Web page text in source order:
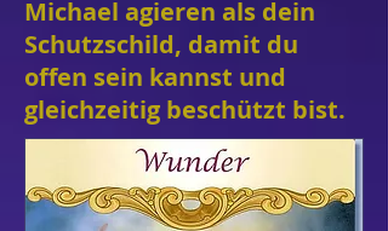
Michael agieren als dein
Schutzschild, damit du
offen sein kannst und
gleichzeitig beschützt bist.